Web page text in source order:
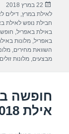
e
b
o
o
פורסם
בתאריך
22 במרץ 2018
לאילת במרץ ,דילים
חבילת נופש לאילת
באילת באפריל
באפריל ,מלונות
השוואת מחירים ,
מבצעים ,מלונות
חופשה
אילת 27/03/2018